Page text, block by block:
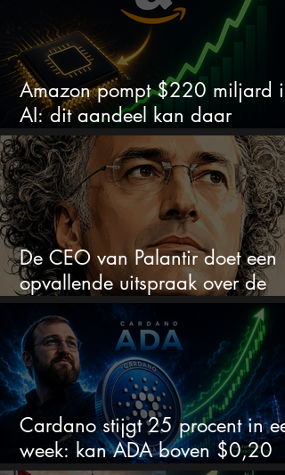
Amazon pompt $220 miljard in
AI: dit aandeel kan daar
explosief van profiteren
De CEO van Palantir doet een
opvallende uitspraak over de
beurs
Cardano stijgt 25 procent in
week: kan ADA boven $0,20